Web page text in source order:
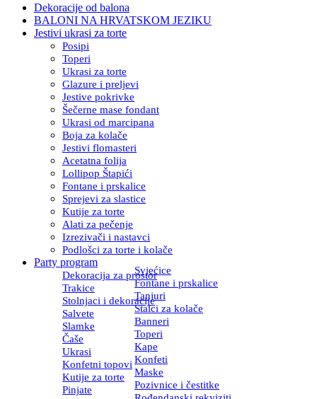
Dekoracije od balona
BALONI NA HRVATSKOM JEZIKU
Jestivi ukrasi za torte
Posipi
Toperi
Ukrasi za torte
Glazure i preljevi
Jestive pokrivke
Šečerne mase fondant
Ukrasi od marcipana
Boja za kolače
Jestivi flomasteri
Acetatna folija
Lollipop Štapići
Fontane i prskalice
Sprejevi za slastice
Kutije za torte
Alati za pečenje
Izrezivači i nastavci
Podlošci za torte i kolače
Party program
Dekoracija za prostor
Svjećice
Trakice
Fontane i prskalice
Stolnjaci i dekoracije
Tanjuri
Salvete
Stalci za kolače
Slamke
Banneri
Čaše
Toperi
Ukrasi
Kape
Konfetni topovi Konfeti
Kutije za torte
Maske
Pinjate
Pozivnice i čestitke